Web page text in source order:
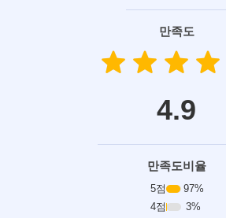
만족도
star
star star
star star
star star
star
4.9
만족도비율
5점
97%
4점
3%